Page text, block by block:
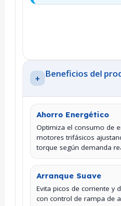
+ Beneficios del
Ahorro Energético
Optimiza el consumo de
motores trifásicos
torque según demanda
Arranque Suave
Evita picos de corriente y
con control de rampa de